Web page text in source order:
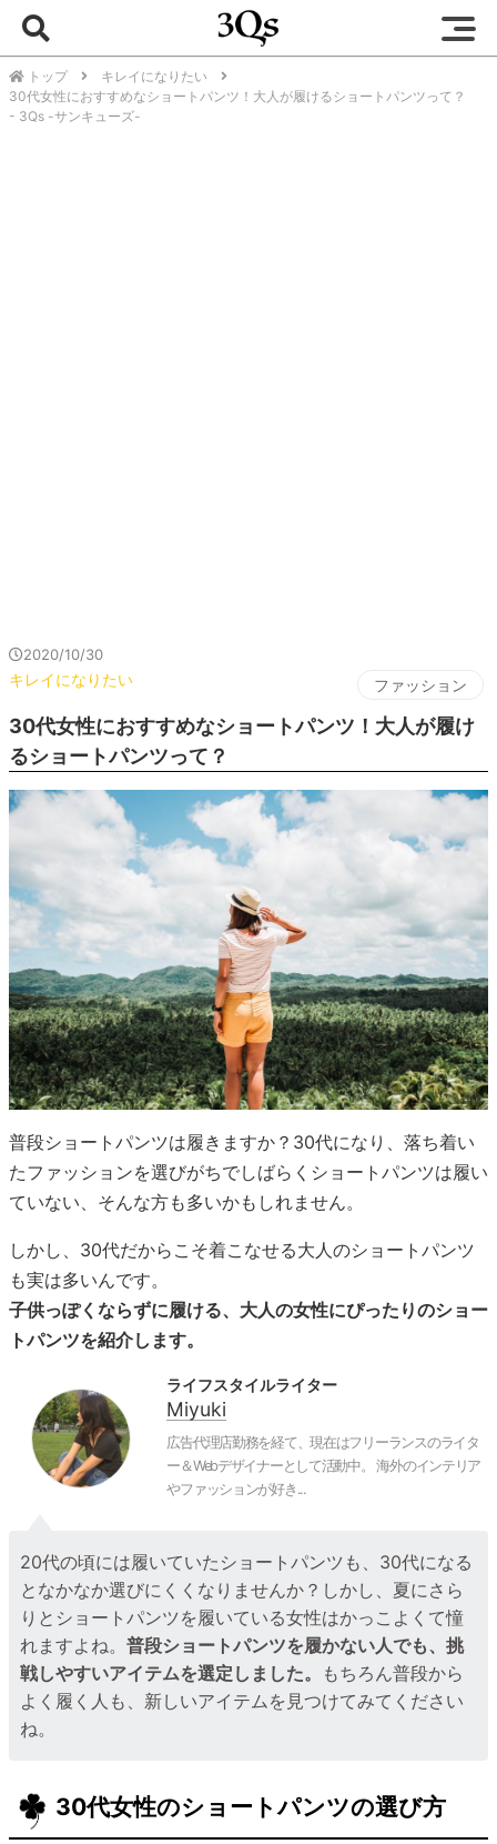
トップ
キレイになりたい
30代女性におすすめなショートパンツ！大人が履けるショートパンツって？
- 3Qs -サンキューズ-
2020/10/30
キレイになりたい ファッション
30代女性におすすめなショートパンツ！大人が履け
るショートパンツって？
普段ショートパンツは履きますか？30代になり、落ち着い
たファッションを選びがちでしばらくショートパンツは履い
ていない、そんな方も多いかもしれません。
しかし、30代だからこそ着こなせる大人のショートパンツ
も実は多いんです。
子供っぽくならずに履ける、大人の女性にぴったりのショー
トパンツを紹介します。
ライフスタイルライター
Miyuki
広告代理店勤務を経て、現在はフリーランスのライタ
ー＆Webデザイナーとして活動中。 海外のインテリア
やファッションが好き...
20代の頃には履いていたショートパンツも、30代になる
となかなか選びにくくなりませんか？しかし、夏にさら
りとショートパンツを履いている女性はかっこよくて憧
れますよね。普段ショートパンツを履かない人でも、挑
戦しやすいアイテムを選定しました。
もちろん普段から
よく履く人も、新しいアイテムを見つけてみてください
ね。
30代女性のショートパンツの選び方